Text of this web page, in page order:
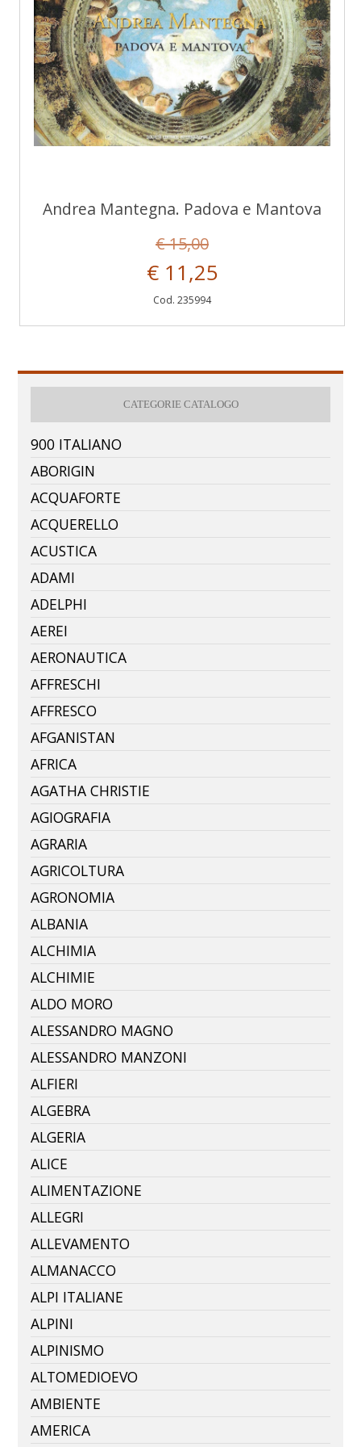
Andrea Mantegna. Padova e Mantova
€ 15,00
€ 11,25
Cod. 235994
CATEGORIE CATALOGO
900 ITALIANO
ABORIGIN
ACQUAFORTE
ACQUERELLO
ACUSTICA
ADAMI
ADELPHI
AEREI
AERONAUTICA
AFFRESCHI
AFFRESCO
AFGANISTAN
AFRICA
AGATHA CHRISTIE
AGIOGRAFIA
AGRARIA
AGRICOLTURA
AGRONOMIA
ALBANIA
ALCHIMIA
ALCHIMIE
ALDO MORO
ALESSANDRO MAGNO
ALESSANDRO MANZONI
ALFIERI
ALGEBRA
ALGERIA
ALICE
ALIMENTAZIONE
ALLEGRI
ALLEVAMENTO
ALMANACCO
ALPI ITALIANE
ALPINI
ALPINISMO
ALTOMEDIOEVO
AMBIENTE
AMERICA